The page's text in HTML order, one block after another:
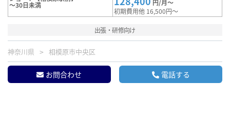
～30日未満
円/月～
初期費用他 16,500円～
出張・研修向け
神奈川県 相模原市中央区
お問合わせ 電話する